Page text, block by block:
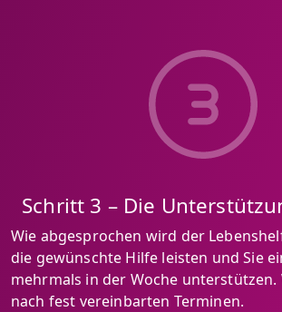
Schritt 3 – Die
Wie abgesprochen wird der
die gewünschte Hilfe leisten und Sie
mehrmals in der Woche
nach fest vereinbarten Terminen.